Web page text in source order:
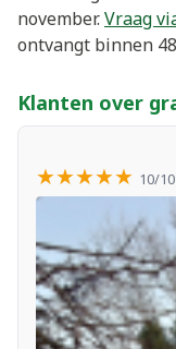
november.Vraag
ontvangt binnen
Klanten over
★★★★★ 10/10